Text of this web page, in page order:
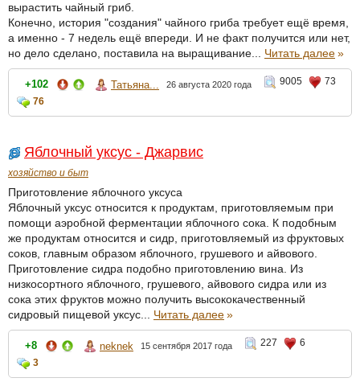
вырастить чайный гриб.
Конечно, история "создания" чайного гриба требует ещё время,
а именно - 7 недель ещё впереди. И не факт получится или нет,
но дело сделано, поставила на выращивание... Читать далее»
+102 Татьяна... 26 августа 2020 года 9005
73
76
Яблочный уксус - Джарвис
хозяйство и быт
Приготовление яблочного уксуса
Яблочный уксус относится к продуктам, приготовляемым при
помощи аэробной ферментации яблочного сока. К подобным
же продуктам относится и сидр, приготовляемый из фруктовых
соков, главным образом яблочного, грушевого и айвового.
Приготовление сидра подобно приготовлению вина. Из
низкосортного яблочного, грушевого, айвового сидра или из
сока этих фруктов можно получить высококачественный
сидровый пищевой уксус... Читать далее»
+8 neknek 15 сентября 2017 года 227
6
3